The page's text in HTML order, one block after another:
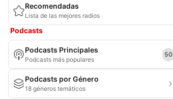
Recomendadas
Lista de las mejores radios
Podcasts
Podcasts Principales
Podcasts más populares
50
Podcasts por Género
18 géneros temáticos